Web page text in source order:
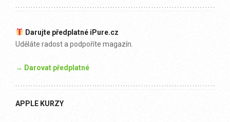
Darujte předplatné iPure.cz
Uděláte radost a podpoříte magazín.
→ Darovat předplatné
APPLE KURZY